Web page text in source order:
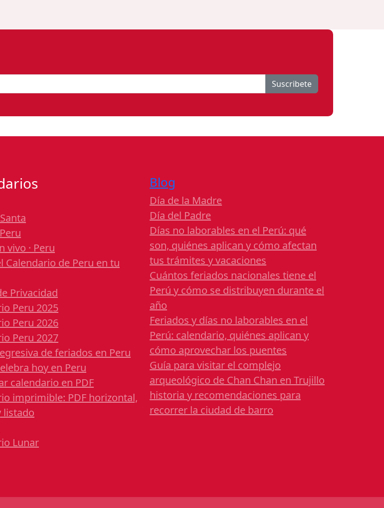
Suscribete
vivo · Peru
Calendario de Peru en tu
Privacidad
Peru 2025
Peru 2026
Peru 2027
de feriados en Peru
hoy en Peru
calendario en PDF
imprimible: PDF horizontal,
listado
Lunar
Blog
Día de la Madre
Día del Padre
Días no laborables en el Perú: qué
son, quiénes aplican y cómo afectan
tus trámites y vacaciones
Cuántos feriados nacionales tiene el
Perú y cómo se distribuyen durante el
año
Feriados y días no laborables en el
Perú: calendario, quiénes aplican y
cómo aprovechar los puentes
Guía para visitar el complejo
arqueológico de Chan Chan en Trujillo
historia y recomendaciones para
recorrer la ciudad de barro